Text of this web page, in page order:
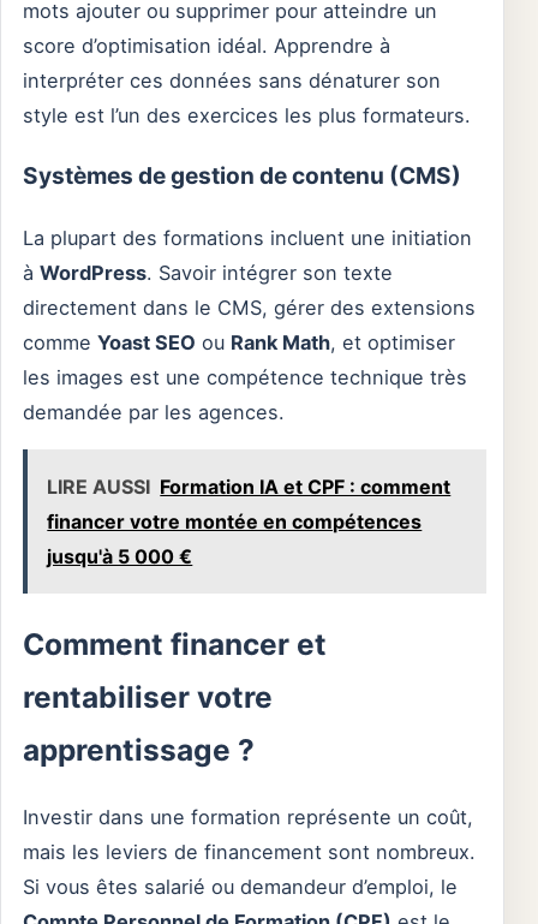
mots ajouter ou supprimer pour atteindre un
score d’optimisation idéal. Apprendre à
interpréter ces données sans dénaturer son
style est l’un des exercices les plus formateurs.
Systèmes de gestion de contenu (CMS)
La plupart des formations incluent une initiation
à WordPress. Savoir intégrer son texte
directement dans le CMS, gérer des extensions
comme Yoast SEO ou Rank Math, et optimiser
les images est une compétence technique très
demandée par les agences.
LIRE AUSSI Formation IA et CPF : comment
financer votre montée en compétences
jusqu'à 5 000 €
Comment financer et
rentabiliser votre
apprentissage ?
Investir dans une formation représente un coût,
mais les leviers de financement sont nombreux.
Si vous êtes salarié ou demandeur d’emploi, le